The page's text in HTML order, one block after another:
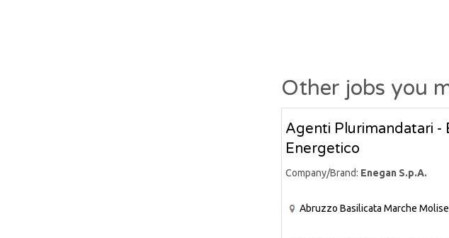
Other jobs you
Agenti Plurimandatari -
Energetico
Company/Brand: Enegan S.p.A.
Abruzzo Basilicata Marche Molise